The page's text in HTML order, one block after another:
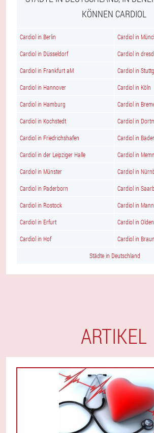
KÖNNEN CARDIOL
Cardiol in Berlin Cardiol in
Cardiol in Düsseldorf Cardiol in
Cardiol in Frankfurt aM Cardiol in
Cardiol in Hannover Cardiol in Köln
Cardiol in Hamburg Cardiol in
Cardiol in Kochstedt Cardiol in
Cardiol in Friedrichshafen Cardiol in
Cardiol in der Leipziger Halle Cardiol in
Cardiol in Münster Cardiol in
Cardiol in Paderborn Cardiol in
Cardiol in Rostock Cardiol in
Cardiol in Erfurt Cardiol in
Cardiol in Hof Cardiol in
Städte in Deutschland
ARTIKEL